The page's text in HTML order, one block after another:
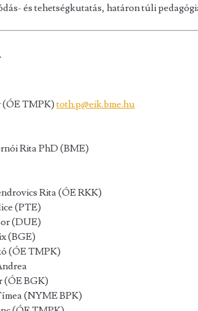
és tehetségkutatás, határon túli
(ÓE TMPK)toth.p@eik.bme.hu
Rita PhD (BME)
Rita (ÓE RKK)
(PTE)
(DUE)
(BGE)
(ÓE TMPK)
(ÓE BGK)
(NYME BPK)